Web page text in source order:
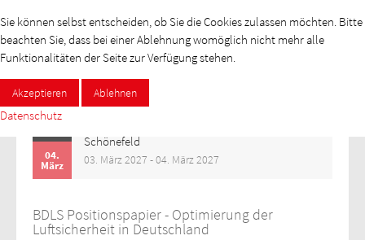
Veranstaltungen
03.
04.
März
Schönefeld
03. März 2027 - 04. März 2027
BDLS Positionspapier - Optimierung der
Luftsicherheit in Deutschland
Sie können selbst entscheiden, ob Sie die Cookies zulassen möchten. Bitte
beachten Sie, dass bei einer Ablehnung womöglich nicht mehr alle
Funktionalitäten der Seite zur Verfügung stehen.
Akzeptieren Ablehnen
Datenschutz